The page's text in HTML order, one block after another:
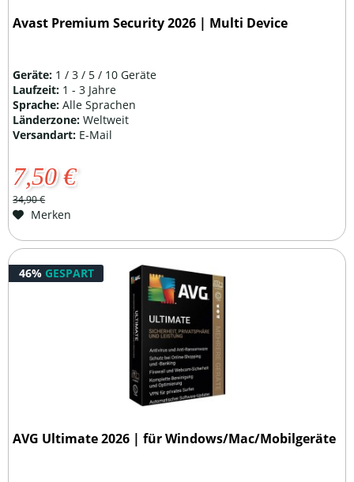
Avast Premium Security 2026 | Multi Device
Geräte: 1 / 3 / 5 / 10 Geräte
Laufzeit: 1 - 3 Jahre
Sprache:Alle Sprachen
Länderzone:Weltweit
Versandart: E-Mail
7,50 €
34,90 €
Merken
46% GESPART
AVG Ultimate 2026 | für Windows/Mac/Mobilgeräte